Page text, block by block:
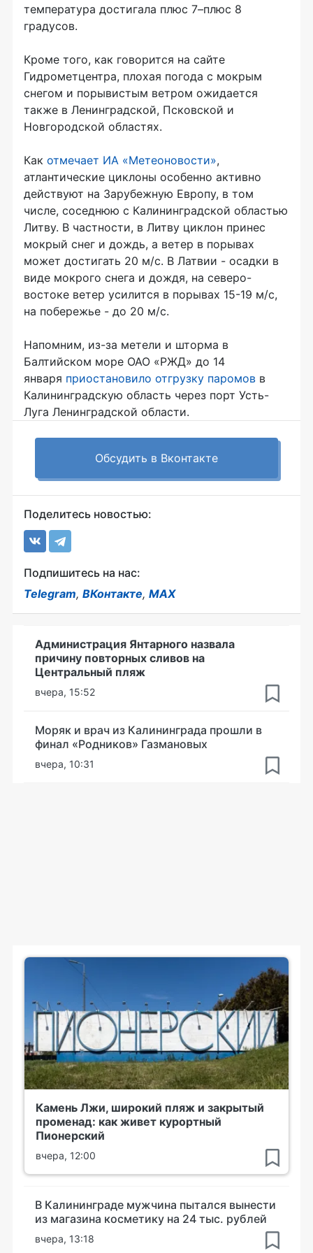
температура достигала плюс 7–плюс 8
градусов.
Кроме того, как говорится на сайте
Гидрометцентра, плохая погода с мокрым
снегом и порывистым ветром ожидается
также в Ленинградской, Псковской и
Новгородской областях.
Как отмечает ИА «Метеоновости»,
атлантические циклоны особенно активно
действуют на Зарубежную Европу, в том
числе, соседнюю с Калининградской областью
Литву. В частности, в Литву циклон принес
мокрый снег и дождь, а ветер в порывах
может достигать 20 м/с. В Латвии - осадки в
виде мокрого снега и дождя, на северо-
востоке ветер усилится в порывах 15-19 м/с,
на побережье - до 20 м/с.
Напомним, из-за метели и шторма в
Балтийском море ОАО «РЖД» до 14
января приостановило отгрузку паромов в
Калининградскую область через порт Усть-
Луга Ленинградской области.
Обсудить в Вконтакте
Поделитесь новостью:
Подпишитесь на нас:
Telegram, ВКонтакте, MAX
Администрация Янтарного назвала
причину повторных сливов на
Центральный пляж
вчера, 15:52
Моряк и врач из Калининграда прошли в
финал «Родников» Газмановых
вчера, 10:31
Камень Лжи, широкий пляж и закрытый
променад: как живет курортный
Пионерский
вчера, 12:00
В Калининграде мужчина пытался вынести
из магазина косметику на 24 тыс. рублей
вчера, 13:18